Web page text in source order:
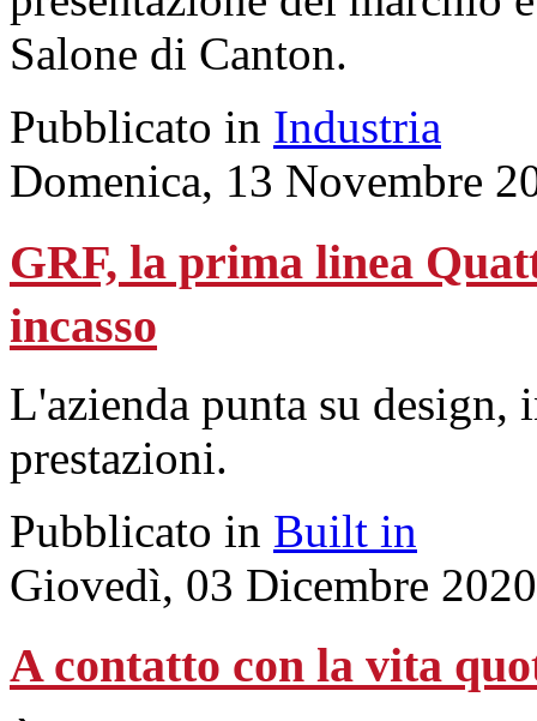
Salone di Canton.
Pubblicato in Industria
Domenica, 13 Novembre
GRF, la prima linea
incasso
L'azienda punta su design,
prestazioni.
Pubblicato in Built in
Giovedì, 03 Dicembre
A contatto con la vita